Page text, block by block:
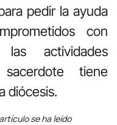
pedir la ayuda
con
actividades
tiene
diócesis.
se ha leído